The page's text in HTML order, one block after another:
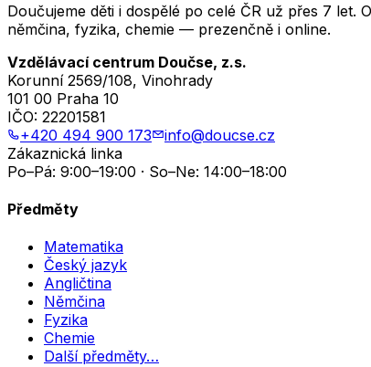
Doučujeme děti i dospělé po celé ČR už přes 7
němčina, fyzika, chemie — prezenčně i online.
Vzdělávací centrum Doučse, z.s.
Korunní 2569/108, Vinohrady
101 00 Praha 10
IČO: 22201581
+420 494 900 173
info@doucse.cz
Zákaznická linka
Po–Pá: 9:00–19:00 · So–Ne: 14:00–18:00
Předměty
Matematika
Český jazyk
Angličtina
Němčina
Fyzika
Chemie
Další předměty…